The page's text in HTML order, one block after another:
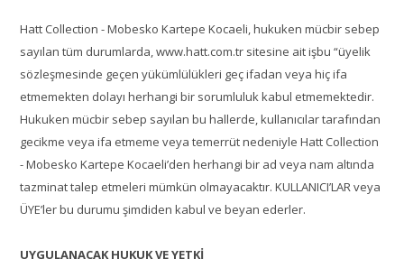
Hatt Collection - Mobesko Kartepe Kocaeli, hukuken mücbir sebep
sayılan tüm durumlarda, www.hatt.com.tr sitesine ait işbu “üyelik
sözleşmesinde geçen yükümlülükleri geç ifadan veya hiç ifa
etmemekten dolayı herhangi bir sorumluluk kabul etmemektedir.
Hukuken mücbir sebep sayılan bu hallerde, kullanıcılar tarafından
gecikme veya ifa etmeme veya temerrüt nedeniyle Hatt Collection
- Mobesko Kartepe Kocaeli’den herhangi bir ad veya nam altında
tazminat talep etmeleri mümkün olmayacaktır. KULLANICI’LAR veya
ÜYE’ler bu durumu şimdiden kabul ve beyan ederler.
UYGULANACAK HUKUK VE YETKİ